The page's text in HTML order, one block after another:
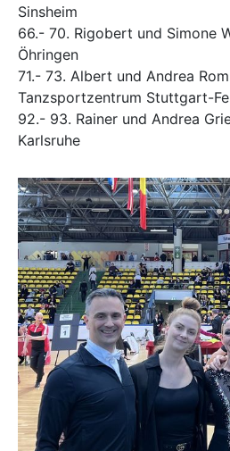
Sinsheim
66.- 70. Rigobert und Simone
Öhringen
71.- 73. Albert und Andrea
Tanzsportzentrum Stuttgart-
92.- 93. Rainer und Andrea
Karlsruhe